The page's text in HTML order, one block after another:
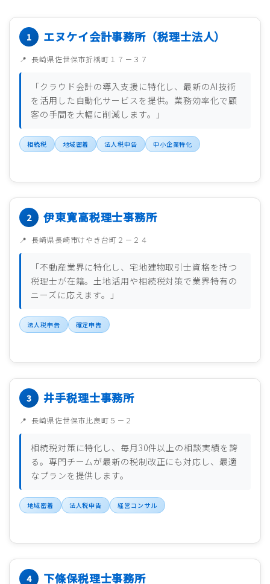
エヌケイ会計事務所（税理士法人）
長崎県佐世保市折橋町１７－３７
「クラウド会計の導入支援に特化し、最新のAI技術
を活用した自動化サービスを提供。業務効率化で顧
客の手間を大幅に削減します。」
相続税 地域密着 法人税申告 中小企業特化
伊東寛高税理士事務所
長崎県長崎市けやき台町２－２４
「不動産業界に特化し、宅地建物取引士資格を持つ
税理士が在籍。土地活用や相続税対策で業界特有の
ニーズに応えます。」
法人税申告 確定申告
井手税理士事務所
長崎県佐世保市比良町５－２
相続税対策に特化し、毎月30件以上の相談実績を誇
る。専門チームが最新の税制改正にも対応し、最適
なプランを提供します。
地域密着 法人税申告 経営コンサル
下條保税理士事務所